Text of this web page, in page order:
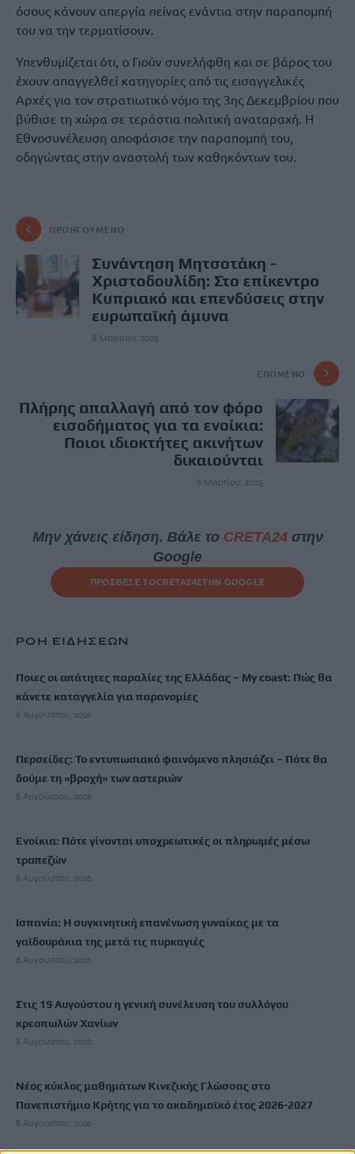
όσους κάνουν απεργία πείνας ενάντια στην παραπομπή
του να την τερματίσουν.
Υπενθυμίζεται ότι, ο Γιούν συνελήφθη και σε βάρος του
έχουν απαγγελθεί κατηγορίες από τις εισαγγελικές
Αρχές για τον στρατιωτικό νόμο της 3ης Δεκεμβρίου που
βύθισε τη χώρα σε τεράστια πολιτική αναταραχή. Η
Εθνοσυνέλευση αποφάσισε την παραπομπή του,
οδηγώντας στην αναστολή των καθηκόντων του.
ΠΡΟΗΓΟΎΜΕΝΟ
Συνάντηση Μητσοτάκη -
Χριστοδουλίδη: Στο επίκεντρο
Κυπριακό και επενδύσεις στην
ευρωπαϊκή άμυνα
8 Μαρτίου, 2025
ΕΠΌΜΕΝΟ
Πλήρης απαλλαγή από τον φόρο
εισοδήματος για τα ενοίκια:
Ποιοι ιδιοκτήτες ακινήτων
δικαιούνται
8 Μαρτίου, 2025
Μην χάνεις είδηση. Βάλε το CRETA24στην
Google
ΠΡΟΣΘΕΣΕ ΤΟCRETA24ΣΤΗΝ GOOGLE
ΡΟΗ ΕΙΔΗΣΕΩΝ
Ποιες οι απάτητες παραλίες της Ελλάδας – My coast: Πώς θα
κάνετε καταγγελία για παρανομίες
8 Αυγούστου, 2026
Περσείδες: Το εντυπωσιακό φαινόμενο πλησιάζει – Πότε θα
δούμε τη «βροχή» των αστεριών
8 Αυγούστου, 2026
Ενοίκια: Πότε γίνονται υποχρεωτικές οι πληρωμές μέσω
τραπεζών
8 Αυγούστου, 2026
Ισπανία: Η συγκινητική επανένωση γυναίκας με τα
γαϊδουράκια της μετά τις πυρκαγιές
8 Αυγούστου, 2026
Στις 19 Αυγούστου η γενική συνέλευση του συλλόγου
κρεοπωλών Χανίων
8 Αυγούστου, 2026
Νέος κύκλος μαθημάτων Κινεζικής Γλώσσας στο
Πανεπιστήμιο Κρήτης για το ακαδημαϊκό έτος 2026-2027
8 Αυγούστου, 2026